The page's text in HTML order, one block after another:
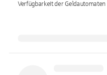
Verfügbarkeit der Geldautomaten